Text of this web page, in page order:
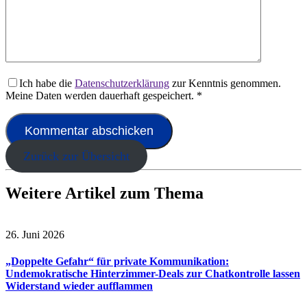
Ich habe die Datenschutzerklärung zur Kenntnis genommen.
Meine Daten werden dauerhaft gespeichert. *
Zurück zur Übersicht
Weitere Artikel zum Thema
26. Juni 2026
„Doppelte Gefahr“ für private Kommunikation:
Undemokratische Hinterzimmer-Deals zur Chatkontrolle lassen
Widerstand wieder aufflammen